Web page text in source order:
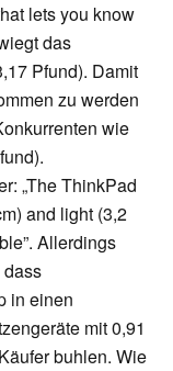
lets you know
das
Pfund). Damit
zu werden
wie
„The ThinkPad
and light (3,2
Allerdings
in einen
mit 0,91
buhlen. Wie